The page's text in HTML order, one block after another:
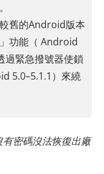
舊的Android版本
功能（ Android
過緊急撥號器使鎖
5.0–5.1.1）來繞
密碼沒法恢復出廠